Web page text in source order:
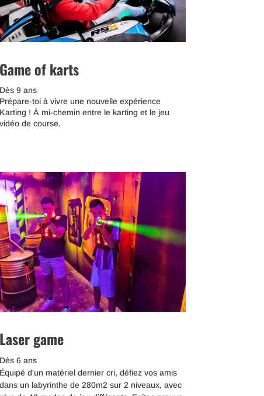
Game of karts
Dès 9 ans
Prépare-toi à vivre une nouvelle expérience
Karting ! À mi-chemin entre le karting et le jeu
vidéo de course.
Laser game
Dès 6 ans
Équipé d'un matériel dernier cri, défiez vos amis
dans un labyrinthe de 280m2 sur 2 niveaux, avec